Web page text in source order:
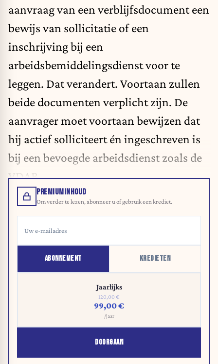
aanvraag van een verblijfsdocument een
bewijs van sollicitatie of een
inschrijving bij een
arbeidsbemiddelingsdienst voor te
leggen. Dat verandert. Voortaan zullen
beide documenten verplicht zijn. De
aanvrager moet voortaan bewijzen dat
hij actief solliciteert én ingeschreven is
bij een bevoegde arbeidsdienst zoals de
VDAB.
PREMIUMINHOUD
Om verder te lezen, abonneer u of gebruik een krediet.
ABONNEMENT KREDIETEN
Jaarlijks
120,00 €
99,00 €
/jaar
DOORGAAN